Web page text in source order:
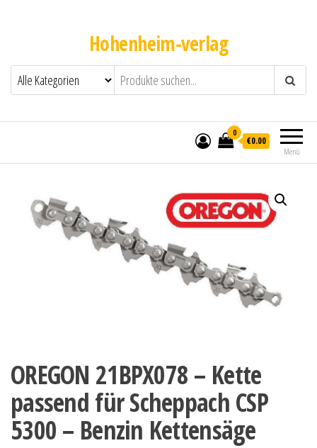
Hohenheim-verlag
Menü
0
€0.00
OREGON 21BPX078 – Kette
passend für Scheppach CSP
5300 – Benzin Kettensäge